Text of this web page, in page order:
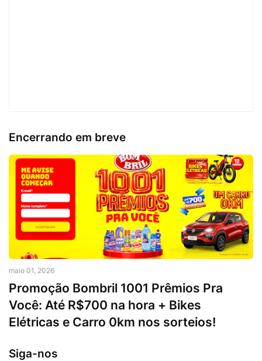
Encerrando em breve
maio 01, 2026
Promoção Bombril 1001 Prêmios Pra
Você: Até R$700 na hora + Bikes
Elétricas e Carro 0km nos sorteios!
Siga-nos